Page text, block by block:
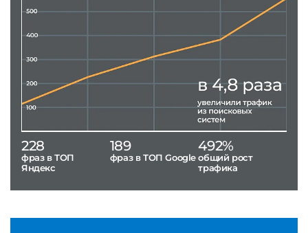
228
фраз в ТОП
Яндекс
189
фраз в ТОП Google
492%
общий рост
трафика